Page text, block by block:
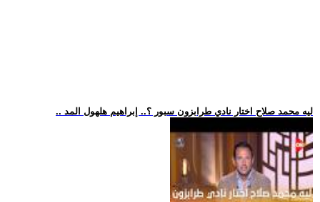
.. ليه محمد صلاح اختار نادي طرابزون سبور ؟.. إبراهيم هلهول المد